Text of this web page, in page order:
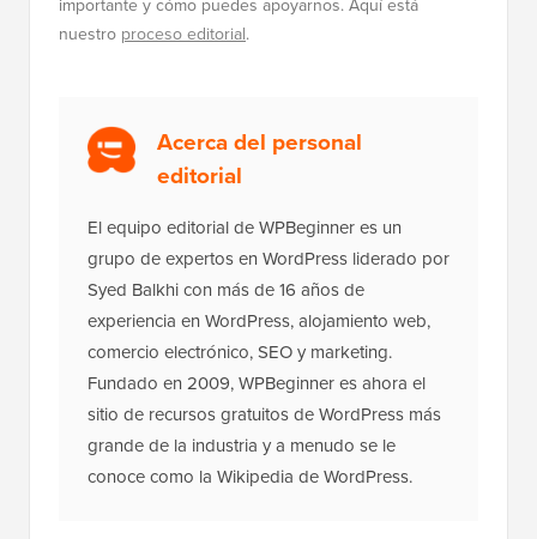
importante y cómo puedes apoyarnos. Aquí está
nuestro proceso editorial.
Acerca del personal
editorial
El equipo editorial de WPBeginner es un
grupo de expertos en WordPress liderado por
Syed Balkhi con más de 16 años de
experiencia en WordPress, alojamiento web,
comercio electrónico, SEO y marketing.
Fundado en 2009, WPBeginner es ahora el
sitio de recursos gratuitos de WordPress más
grande de la industria y a menudo se le
conoce como la Wikipedia de WordPress.